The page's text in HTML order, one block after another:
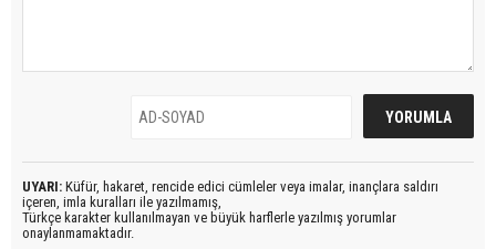
UYARI: Küfür, hakaret, rencide edici cümleler veya imalar, inançlara saldırı
içeren, imla kuralları ile yazılmamış,
Türkçe karakter kullanılmayan ve büyük harflerle yazılmış yorumlar
onaylanmamaktadır.